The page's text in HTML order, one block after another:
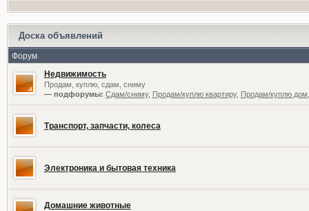
Доска объявлений
Форум
Недвижимость
Продам, куплю, сдам, сниму
— подфорумы: Сдам/сниму, Продам/куплю квартиру, Продам/куплю
Транспорт, запчасти, колеса
Электроника и бытовая техника
Домашние животные